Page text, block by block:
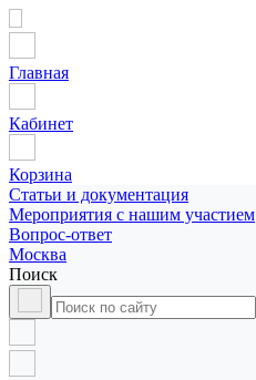
Главная
Кабинет
Корзина
Статьи и документация
Мероприятия с нашим участием
Вопрос-ответ
Москва
Поиск